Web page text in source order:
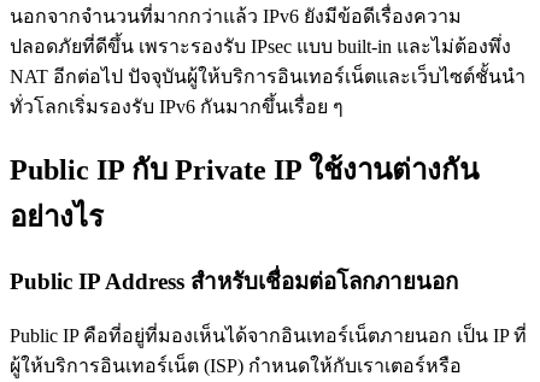
นอกจากจำนวนที่มากกว่าแล้ว IPv6 ยังมีข้อดีเรื่องความ
ปลอดภัยที่ดีขึ้น เพราะรองรับ IPsec แบบ built-in และไม่ต้องพึ่ง
NAT อีกต่อไป ปัจจุบันผู้ให้บริการอินเทอร์เน็ตและเว็บไซต์ชั้นนำ
ทั่วโลกเริ่มรองรับ IPv6 กันมากขึ้นเรื่อย ๆ
Public IP กับ Private IP ใช้งานต่างกัน
อย่างไร
Public IP Address สำหรับเชื่อมต่อโลกภายนอก
Public IP คือที่อยู่ที่มองเห็นได้จากอินเทอร์เน็ตภายนอก เป็น IP ที่
ผู้ให้บริการอินเทอร์เน็ต (ISP) กำหนดให้กับเราเตอร์หรือ